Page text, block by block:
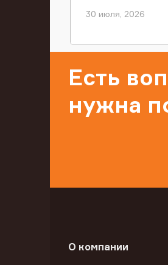
30 июля, 2026
Есть
нужна
О компании